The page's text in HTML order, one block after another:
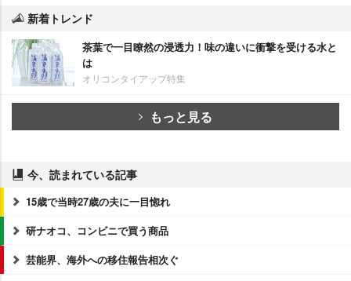
新着トレンド
茶葉で一目瞭然の浸透力！味の違いに衝撃を受ける水と
は
オリコンタイアップ特集
もっと見る
今、読まれている記事
15歳で当時27歳の夫に一目惚れ
研ナオコ、コンビニで買う商品
芸能界、海外への移住報告相次ぐ